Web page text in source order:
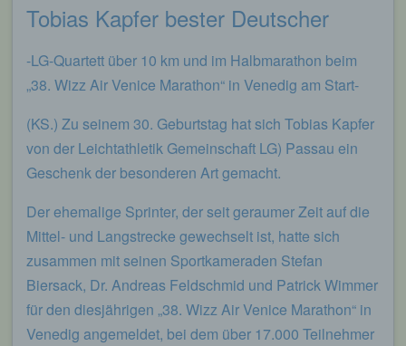
Tobias Kapfer bester Deutscher
-LG-Quartett über 10 km und im Halbmarathon beim
„38. Wizz Air Venice Marathon“ in Venedig am Start-
(KS.) Zu seinem 30. Geburtstag hat sich Tobias Kapfer
von der Leichtathletik Gemeinschaft LG) Passau ein
Geschenk der besonderen Art gemacht.
Der ehemalige Sprinter, der seit geraumer Zeit auf die
Mittel- und Langstrecke gewechselt ist, hatte sich
zusammen mit seinen Sportkameraden Stefan
Biersack, Dr. Andreas Feldschmid und Patrick Wimmer
für den diesjährigen „38. Wizz Air Venice Marathon“ in
Venedig angemeldet, bei dem über 17.000 Teilnehmer